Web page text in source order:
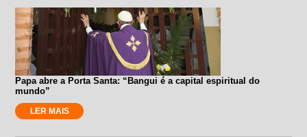
Papa abre a Porta Santa: “Bangui é a capital espiritual do
mundo”
LER MAIS